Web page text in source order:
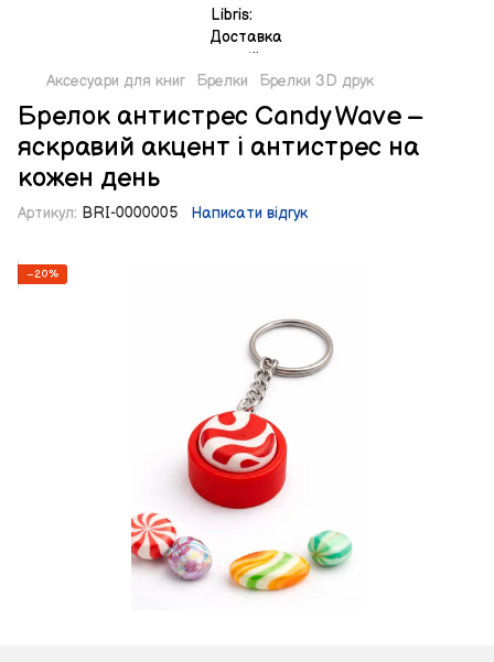
Аксесуари для книг Брелки Брелки 3D друк
Брелок антистрес Candy Wave –
яскравий акцент і антистрес на
кожен день
Артикул: BRI-0000005 Написати відгук
−20%